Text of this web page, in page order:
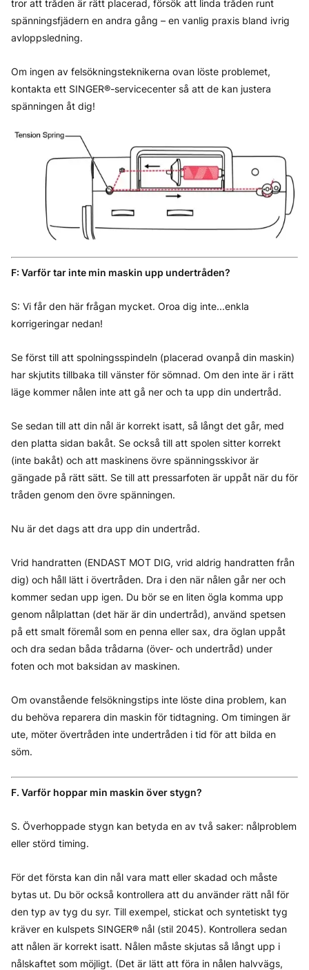
tror att tråden är rätt placerad, försök att linda tråden runt
spänningsfjädern en andra gång – en vanlig praxis bland ivrig
avloppsledning.
Om ingen av felsökningsteknikerna ovan löste problemet,
kontakta ett SINGER®-servicecenter så att de kan justera
spänningen åt dig!
F: Varför tar inte min maskin upp undertråden?
S: Vi får den här frågan mycket. Oroa dig inte...enkla
korrigeringar nedan!
Se först till att spolningsspindeln (placerad ovanpå din maskin)
har skjutits tillbaka till vänster för sömnad. Om den inte är i rätt
läge kommer nålen inte att gå ner och ta upp din undertråd.
Se sedan till att din nål är korrekt isatt, så långt det går, med
den platta sidan bakåt. Se också till att spolen sitter korrekt
(inte bakåt) och att maskinens övre spänningsskivor är
gängade på rätt sätt. Se till att pressarfoten är uppåt när du för
tråden genom den övre spänningen.
Nu är det dags att dra upp din undertråd.
Vrid handratten (ENDAST MOT DIG, vrid aldrig handratten från
dig) och håll lätt i övertråden. Dra i den när nålen går ner och
kommer sedan upp igen. Du bör se en liten ögla komma upp
genom nålplattan (det här är din undertråd), använd spetsen
på ett smalt föremål som en penna eller sax, dra öglan uppåt
och dra sedan båda trådarna (över- och undertråd) under
foten och mot baksidan av maskinen.
Om ovanstående felsökningstips inte löste dina problem, kan
du behöva reparera din maskin för tidtagning. Om timingen är
ute, möter övertråden inte undertråden i tid för att bilda en
söm.
F. Varför hoppar min maskin över stygn?
S. Överhoppade stygn kan betyda en av två saker: nålproblem
eller störd timing.
För det första kan din nål vara matt eller skadad och måste
bytas ut. Du bör också kontrollera att du använder rätt nål för
den typ av tyg du syr. Till exempel, stickat och syntetiskt tyg
kräver en kulspets SINGER® nål (stil 2045). Kontrollera sedan
att nålen är korrekt isatt. Nålen måste skjutas så långt upp i
nålskaftet som möjligt. (Det är lätt att föra in nålen halvvägs,